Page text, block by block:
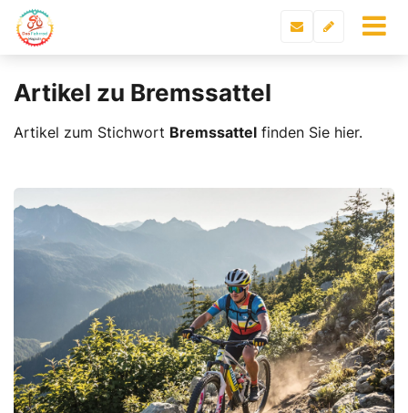
Artikel zu Bremssattel
Artikel zum Stichwort Bremssattel finden Sie hier.